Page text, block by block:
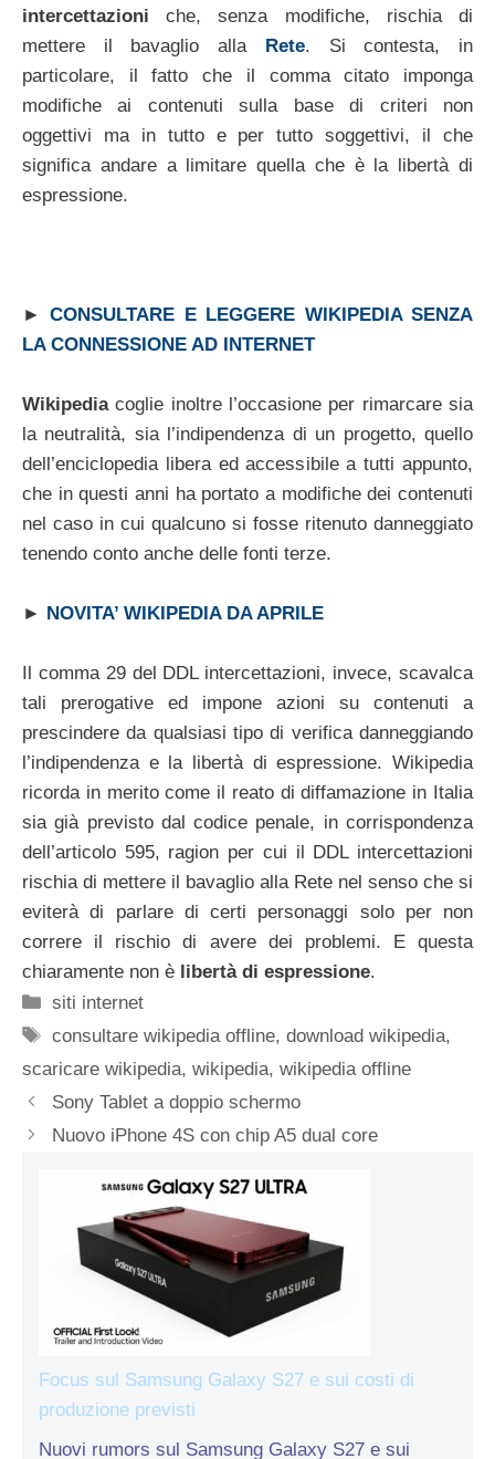
intercettazioni che, senza modifiche, rischia di
mettere il bavaglio alla
Rete. Si contesta, in
particolare, il fatto che il comma citato imponga
modifiche ai contenuti sulla base di criteri non
oggettivi ma in tutto e per tutto soggettivi, il che
significa andare a limitare quella che è la libertà di
espressione.
►CONSULTARE E LEGGERE WIKIPEDIA SENZA
LA CONNESSIONE AD INTERNET
Wikipediacoglie inoltre l’occasione per rimarcare sia
la neutralità, sia l’indipendenza di un progetto, quello
dell’enciclopedia libera ed accessibile a tutti appunto,
che in questi anni ha portato a modifiche dei contenuti
nel caso in cui qualcuno si fosse ritenuto danneggiato
tenendo conto anche delle fonti terze.
► NOVITA’ WIKIPEDIA DA APRILE
Il comma 29 del DDL intercettazioni, invece, scavalca
tali prerogative ed impone azioni su contenuti a
prescindere da qualsiasi tipo di verifica danneggiando
l’indipendenza e la libertà di espressione. Wikipedia
ricorda in merito come il reato di diffamazione in Italia
sia già previsto dal codice penale, in corrispondenza
dell’articolo 595, ragion per cui il DDL intercettazioni
rischia di mettere il bavaglio alla Rete nel senso che si
eviterà di parlare di certi personaggi solo per non
correre il rischio di avere dei problemi. E questa
chiaramente non è libertà di espressione.
Categorie
siti internet
Tag
consultare wikipedia offline,download wikipedia,
scaricare wikipedia, wikipedia, wikipedia offline
Sony Tablet a doppio schermo
Nuovo iPhone 4S con chip A5 dual core
Focus sul Samsung Galaxy S27 e sui costi di
produzione previsti
Nuovi rumors sul Samsung Galaxy S27 e sui